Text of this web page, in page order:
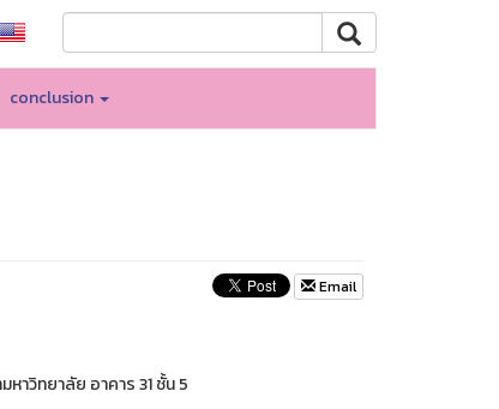
conclusion
Email
าวิทยาลัย อาคาร 31 ชั้น 5